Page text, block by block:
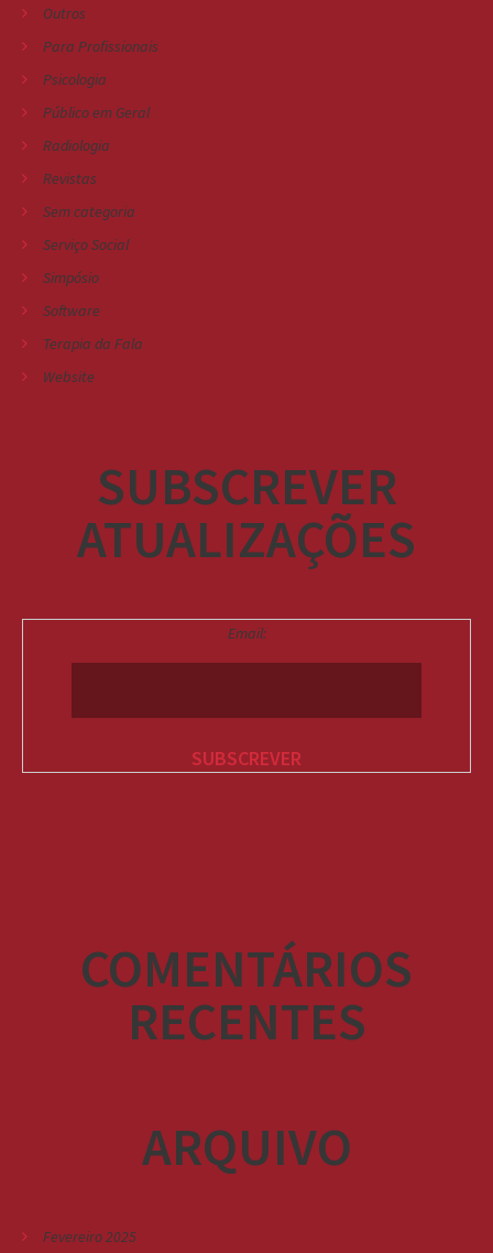
Outros
Para Profissionais
Psicologia
Público em Geral
Radiologia
Revistas
Sem categoria
Serviço Social
Simpósio
Software
Terapia da Fala
Website
SUBSCREVER
ATUALIZAÇÕES
Email:
COMENTÁRIOS
RECENTES
ARQUIVO
Fevereiro 2025